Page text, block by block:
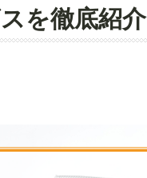
を徹底紹介